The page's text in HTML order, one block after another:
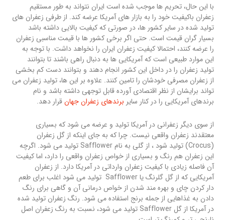
با این حال، تحریم ها موجب شده است ایران نتواند به طور مستقیم
زعفران باکیفیت خود را به بازار های آمریکا عرضه کند. از طرفی زعفران های
تولید شده در سایر کشور ها، در صورتی که کیفیت بالایی داشته باشد
بسیار گران قیمت است. حتی اگر برخی کشور ها با قیمت مناسبی زعفران
را عرضه کنند، احتمالا کیفیت زعفران ایران را نخواهد داشت. با توجه به
این موارد طبیعی است که آمریکایی ها به دنبال راهی باشند تا بتوانند
تولید زعفران را در داخل این کشور انجام دهند و بتوانند دست کم بخشی
از زعفران مصرفی خودشان را تامین کنند. علاوه بر این ها، تولید زعفران می
تواند برایشان از نظر اقتصادی آورده قابل توجهی داشته باشد و نام
برندهای آمریکایی را در کنار سایر برندهای زعفران جهانقرار دهد.
از سوی دیگر زعفرانی در آمریکا تولید و عرضه می شود که بسیاری
معتقدند زعفران واقعی نیست. چرا که به جای اینکه از گل زعفران
(Crocus) تولید شود ، از گلی به نام Safflower تولید می شود. اگرچه
این زعفران هم رنگ و بسیاری از خواص زعفران واقعی را دارد، اما کیفیت
آن فاصله زیادی با کیفیت زعفران وارداتی در آمریکا دارد. از زعفران
آمریکایی که از گل گلرنگ یا Safflower تولید می شود اغلب برای طعم
دار کردن چای و بهره مند شدن از خواص درمانی آن و گاهی برای رنگ
دادن به غذاهایی از جمله برنج استفاده می شود. رنگ زعفران تولید شده
در آمریکا از گل Safflower تولید می شود، نسبت به رنگ زعفران اصل